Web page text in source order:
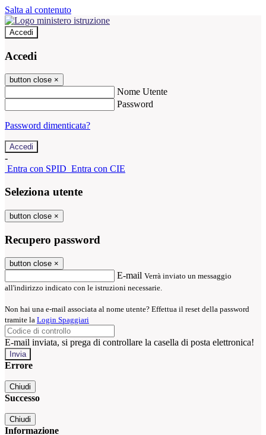
Salta al contenuto
Accedi
Accedi
button close ×
Nome Utente
Password
Password dimenticata?
-
Entra con SPID Entra con CIE
Seleziona utente
button close ×
Recupero password
button close ×
E-mail Verrà inviato un messaggio
all'indirizzo indicato con le istruzioni necessarie.
Non hai una e-mail associata al nome utente? Effettua il reset della password
tramite la Login Spaggiari
E-mail inviata, si prega di controllare la casella di posta elettronica!
Errore
Chiudi
Successo
Chiudi
Informazione